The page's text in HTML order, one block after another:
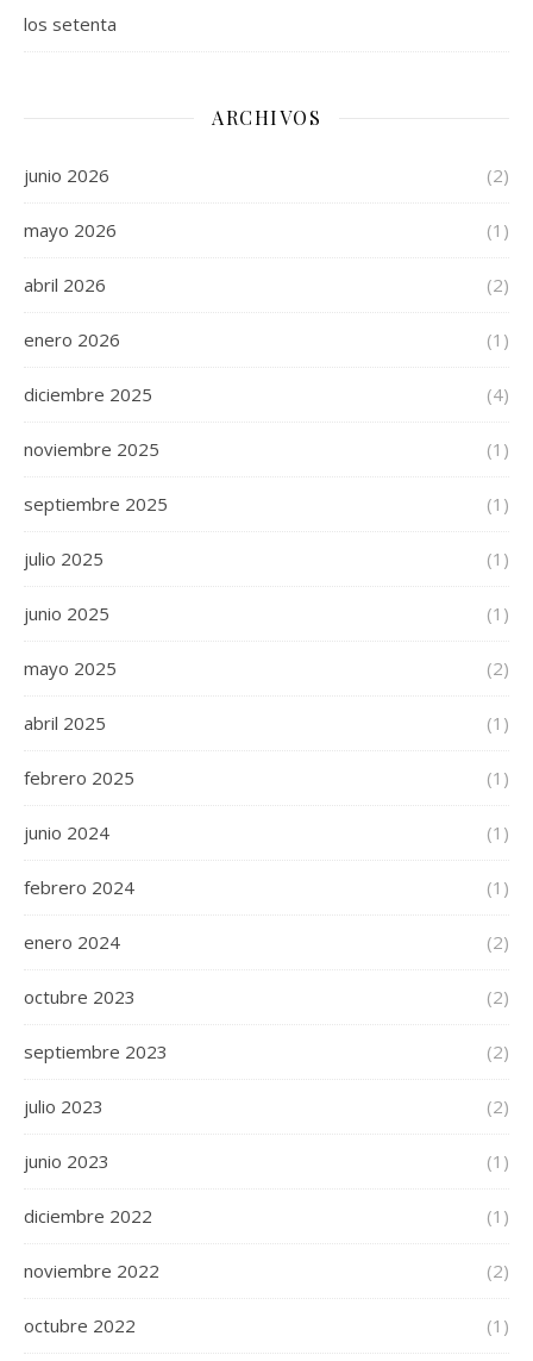
los setenta
ARCHIVOS
junio 2026 (2)
mayo 2026 (1)
abril 2026 (2)
enero 2026 (1)
diciembre 2025 (4)
noviembre 2025 (1)
septiembre 2025 (1)
julio 2025 (1)
junio 2025 (1)
mayo 2025 (2)
abril 2025 (1)
febrero 2025 (1)
junio 2024 (1)
febrero 2024 (1)
enero 2024 (2)
octubre 2023 (2)
septiembre 2023 (2)
julio 2023 (2)
junio 2023 (1)
diciembre 2022 (1)
noviembre 2022 (2)
octubre 2022 (1)